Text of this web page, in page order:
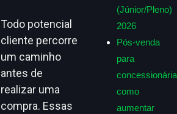
Todo potencial
cliente percorre
um caminho
antes de
realizar uma
compra. Essas
(Júnior/Pleno)
2026
Pós-venda
para
como
aumentar